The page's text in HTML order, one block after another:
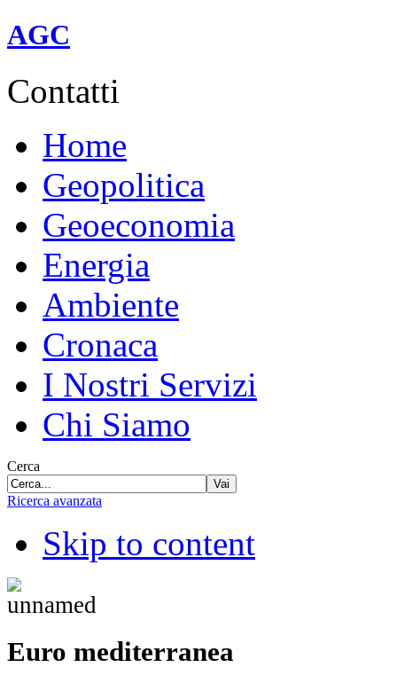
AGClinea A (rossa).
Contatti
Home
Geopolitica
Geoeconomia
Energia
Ambiente
Cronaca
I Nostri Servizi
Chi Siamo
Cerca
Vai
Ricerca avanzata
Skip to content
Euro mediterranea